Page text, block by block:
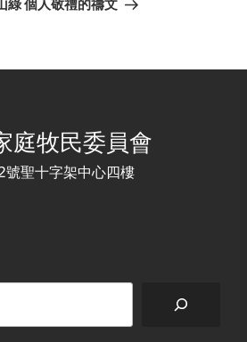
綠 個人敬禮的禱文
庭牧民委員會
聖十字架中心四樓